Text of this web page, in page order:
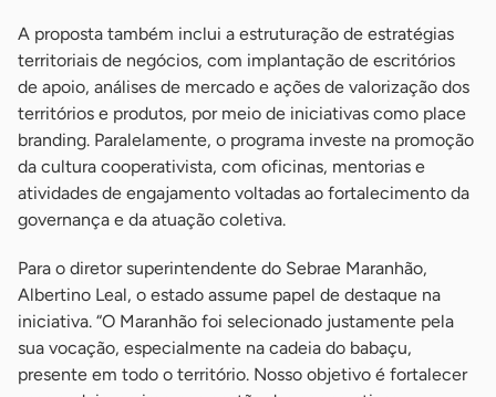
A proposta também inclui a estruturação de estratégias
territoriais de negócios, com implantação de escritórios
de apoio, análises de mercado e ações de valorização dos
territórios e produtos, por meio de iniciativas como place
branding. Paralelamente, o programa investe na promoção
da cultura cooperativista, com oficinas, mentorias e
atividades de engajamento voltadas ao fortalecimento da
governança e da atuação coletiva.
Para o diretor superintendente do Sebrae Maranhão,
Albertino Leal, o estado assume papel de destaque na
iniciativa. “O Maranhão foi selecionado justamente pela
sua vocação, especialmente na cadeia do babaçu,
presente em todo o território. Nosso objetivo é fortalecer